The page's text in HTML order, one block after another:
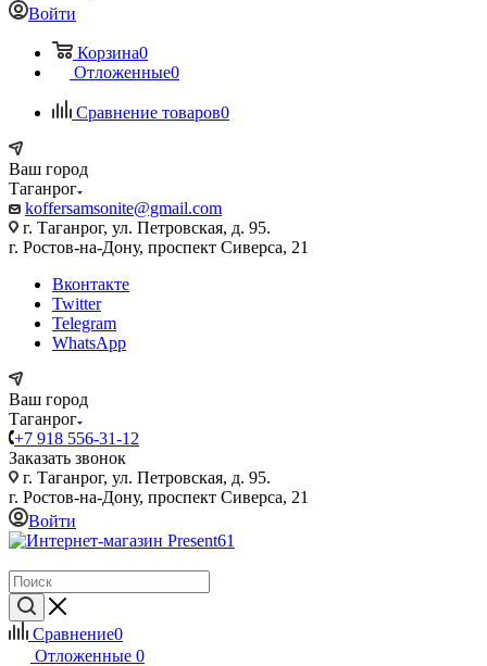
Войти
Корзина0
Отложенные0
Сравнение товаров0
Ваш город
Таганрог
koffersamsonite@gmail.com
г. Таганрог, ул. Петровская, д. 95.
г. Ростов-на-Дону, проспект Сиверса, 21
Вконтакте
Twitter
Telegram
WhatsApp
Ваш город
Таганрог
+7 918 556-31-12
Заказать звонок
г. Таганрог, ул. Петровская, д. 95.
г. Ростов-на-Дону, проспект Сиверса, 21
Войти
Сравнение0
Отложенные 0